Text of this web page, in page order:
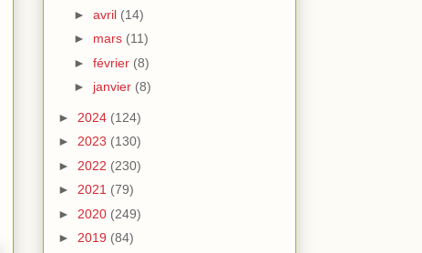
► avril (14)
► mars (11)
► février (8)
► janvier (8)
► 2024 (124)
► 2023 (130)
► 2022 (230)
► 2021 (79)
► 2020 (249)
► 2019 (84)